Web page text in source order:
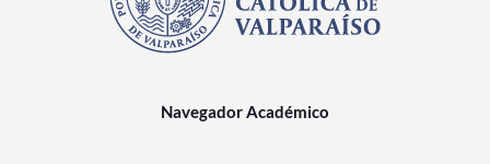
Navegador Académico